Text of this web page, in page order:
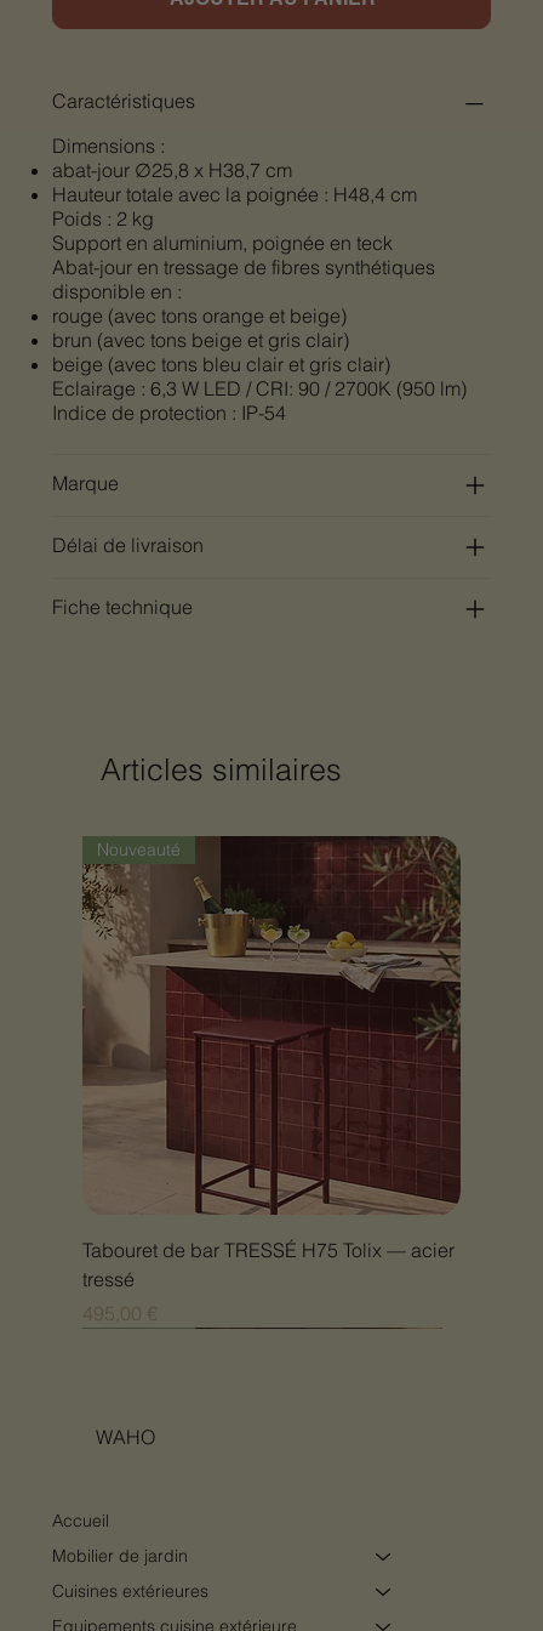
Caractéristiques
Dimensions :
abat-jour ∅25,8 x H38,7 cm
Hauteur totale avec la poignée : H48,4 cm
Poids : 2 kg
Support en aluminium, poignée en teck
Abat-jour en tressage de fibres synthétiques
disponible en :
rouge (avec tons orange et beige)
brun (avec tons beige et gris clair)
beige (avec tons bleu clair et gris clair)
Eclairage : 6,3 W LED / CRI: 90 / 2700K (950 lm)
Indice de protection : IP-54
Marque
Délai de livraison
Fiche technique
Articles similaires
Nouveauté
Tabouret de bar TRESSÉ H75 Tolix — acier
tressé
Prix
495,00 €
WAHO
Accueil
Mobilier de jardin
Cuisines extérieures
Equipements cuisine extérieure